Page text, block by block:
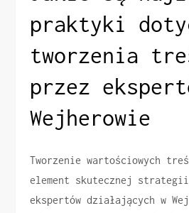
praktyki
tworzenia
przez
Wejherowie
Tworzenie wartościowych
element skutecznej strategii
ekspertów działających w